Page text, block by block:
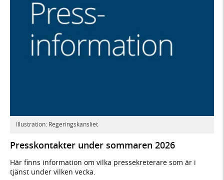
Illustration: Regeringskansliet
Presskontakter under sommaren 2026
Här finns information om vilka pressekreterare som är i
tjänst under vilken vecka.